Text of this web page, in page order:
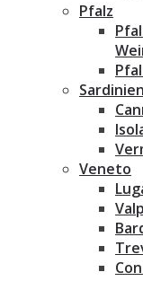
Pfalz
Sardinien
Veneto